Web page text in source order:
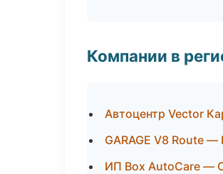
Компании в
Автоцентр Vector
GARAGE V8 Route
ИП Box AutoCare —